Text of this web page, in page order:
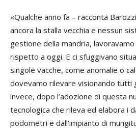
«Qualche anno fa – racconta
ancora la stalla vecchia e nessun
gestione della mandria,
rispetto a oggi. E ci sfuggivano
singole vacche, come anomalie o
dovevamo rilevare visionando tutti
invece, dopo l’adozione di questa
tecnologica che rileva ed elabora i
podometri e dall’impianto di